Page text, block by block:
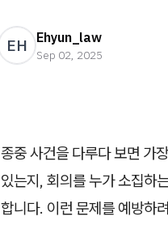
EH Ehyun_law
Sep 02, 2025
종중 사건을 다루다 보면 가
있는지, 회의를 누가 소집하
합니다. 이런 문제를 예방하